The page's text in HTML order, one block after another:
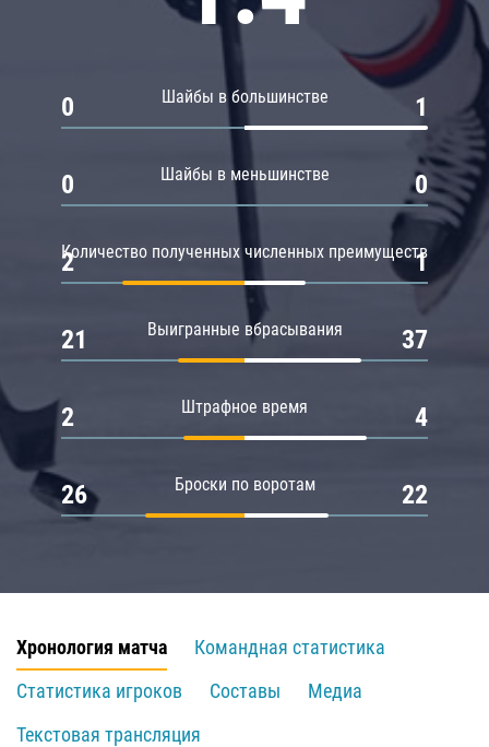
Шайбы в большинстве
0 1
Шайбы в меньшинстве
0 0
Количество полученных численных преимуществ
2 1
Выигранные вбрасывания
21 37
Штрафное время
2 4
Броски по воротам
26 22
Хронология матча
Командная статистика
Статистика игроков
Составы
Медиа
Текстовая трансляция